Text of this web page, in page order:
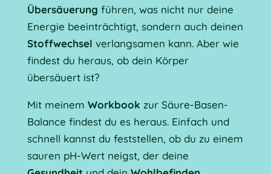
Übersäuerung führen, was nicht nur deine
Energie beeinträchtigt, sondern auch deinen
Stoffwechsel verlangsamen kann. Aber wie
findest du heraus, ob dein Körper
übersäuert ist?
Mit meinem Workbook zur Säure-Basen-
Balance findest du es heraus. Einfach und
schnell kannst du feststellen, ob du zu einem
sauren pH-Wert neigst, der deine